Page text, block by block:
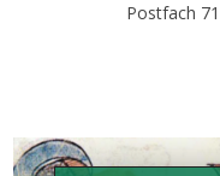
Postfach